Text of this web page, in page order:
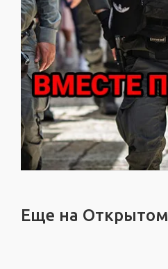
Еще на Открытом